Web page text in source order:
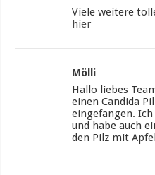
Viele weitere
hier
Mölli
Hallo liebes
einen Candida
eingefangen.
und habe auch
den Pilz mit